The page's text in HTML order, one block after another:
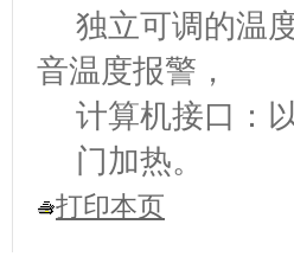
独立可调的温
音温度报警，
计算机接口：
门加热。
打印本页